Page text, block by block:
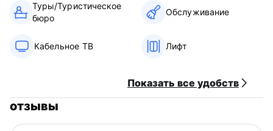
Туры/Туристическое
бюро
Обслуживание
Кабельное ТВ Лифт
Показать все удобств
отзывы